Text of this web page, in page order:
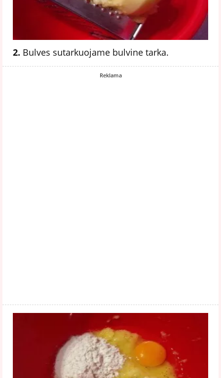
2. Bulves sutarkuojame bulvine tarka.
Reklama